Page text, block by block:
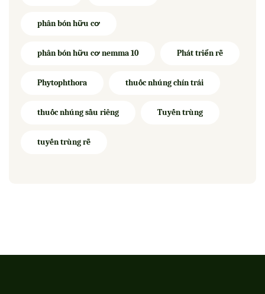
phân bón hữu cơ
phân bón hữu cơ nemma 10 Phát triển rễ
Phytophthora thuốc nhúng chín trái
thuốc nhúng sầu riêng Tuyến trùng
tuyến trùng rễ